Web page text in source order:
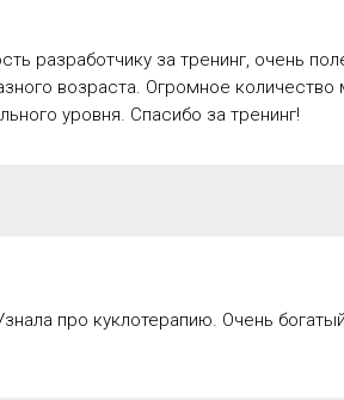
разработчику за тренинг, очень
возраста. Огромное
уровня. Спасибо за тренинг!
про куклотерапию. Очень